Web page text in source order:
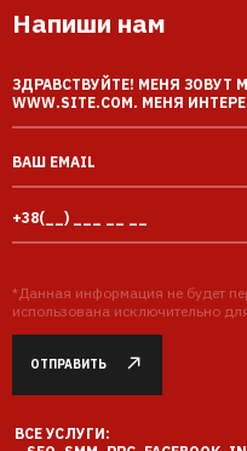
Напиши нам
*Данная информация не будет
использована исключительно
ОТПРАВИТЬ
ВСЕ УСЛУГИ: